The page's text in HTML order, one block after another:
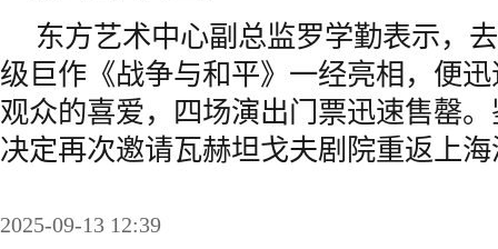
东方艺术中心副总监罗学勤表示，
级巨作《战争与和平》一经亮相，便
观众的喜爱，四场演出门票迅速售罄
决定再次邀请瓦赫坦戈夫剧院重返上
2025-09-13 12:39